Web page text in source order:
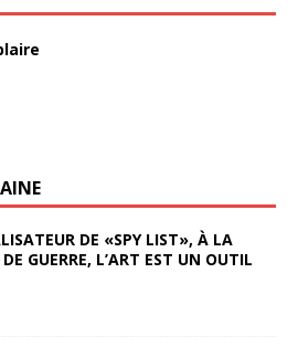
DE «SPY LIST», À LA
GUERRE, L’ART EST UN OUTIL